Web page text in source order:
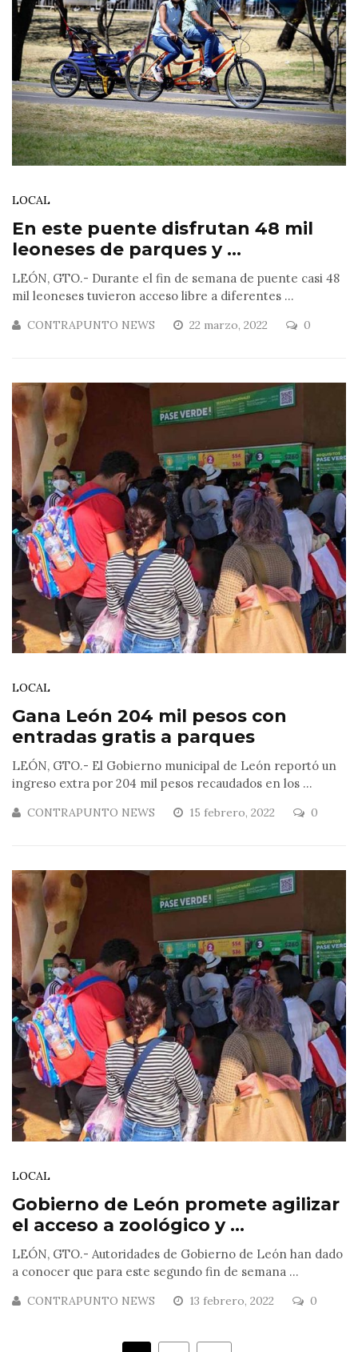
LOCAL
En este puente disfrutan 48 mil
leoneses de parques y ...
LEÓN, GTO.- Durante el fin de semana de puente casi 48
mil leoneses tuvieron acceso libre a diferentes ...
CONTRAPUNTO NEWS 22 marzo, 2022 0
LOCAL
Gana León 204 mil pesos con
entradas gratis a parques
LEÓN, GTO.- El Gobierno municipal de León reportó un
ingreso extra por 204 mil pesos recaudados en los ...
CONTRAPUNTO NEWS 15 febrero, 2022 0
LOCAL
Gobierno de León promete agilizar
el acceso a zoológico y ...
LEÓN, GTO.- Autoridades de Gobierno de León han dado
a conocer que para este segundo fin de semana ...
CONTRAPUNTO NEWS 13 febrero, 2022 0